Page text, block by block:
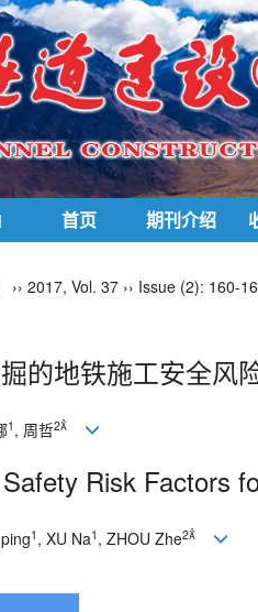
首页 期刊介绍
›› 2017, Vol. 37 ›› Issue (2): 160-
的地铁施工安全风
1 , 周哲2
Risk Factors
1 , XU Na1 , ZHOU Zhe2